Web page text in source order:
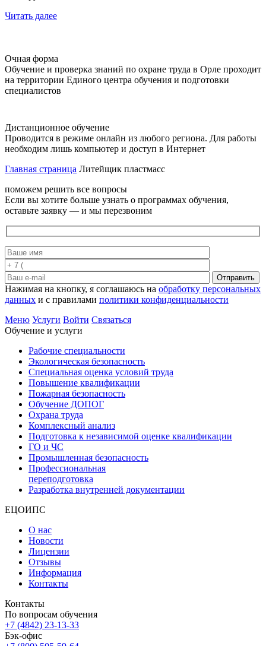
Читать далее
Очная форма
Обучение и проверка знаний по охране труда в Орле проходит
на территории Единого центра обучения и подготовки
специалистов
Дистанционное обучение
Проводится в режиме онлайн из любого региона. Для работы
необходим лишь компьютер и доступ в Интернет
Главная страница Литейщик пластмасс
поможем решить все вопросы
Если вы хотите больше узнать о программах обучения,
оставьте заявку — и мы перезвоним
Отправить
Нажимая на кнопку, я соглашаюсь на обработку персональных
данных и с правилами политики конфиденциальности
Меню Услуги Войти Связаться
Обучение и услуги
Рабочие специальности
Экологическая безопасность
Специальная оценка условий труда
Повышение квалификации
Пожарная безопасность
Обучение ДОПОГ
Охрана труда
Комплексный анализ
Подготовка к независимой оценке квалификации
ГО и ЧС
Промышленная безопасность
Профессиональная
переподготовка
Разработка внутренней документации
ЕЦОИПС
О нас
Новости
Лицензии
Отзывы
Информация
Контакты
Контакты
По вопросам обучения
+7 (4842) 23-13-33
Бэк-офис